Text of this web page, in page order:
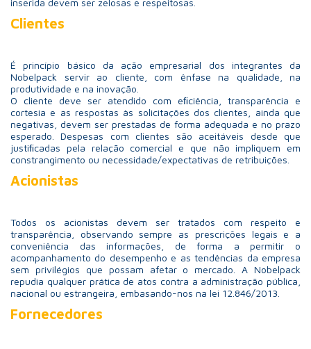
inserida devem ser zelosas e respeitosas.
Clientes
É princípio básico da ação empresarial dos integrantes da
Nobelpack servir ao cliente, com ênfase na qualidade, na
produtividade e na inovação.
O cliente deve ser atendido com eﬁciência, transparência e
cortesia e as respostas às solicitações dos clientes, ainda que
negativas, devem ser prestadas de forma adequada e no prazo
esperado. Despesas com clientes são aceitáveis desde que
justiﬁcadas pela relação comercial e que não impliquem em
constrangimento ou necessidade/expectativas de retribuições.
Acionistas
Todos os acionistas devem ser tratados com respeito e
transparência, observando sempre as prescrições legais e a
conveniência das informações, de forma a permitir o
acompanhamento do desempenho e as tendências da empresa
sem privilégios que possam afetar o mercado. A Nobelpack
repudia qualquer prática de atos contra a administração pública,
nacional ou estrangeira, embasando-nos na lei 12.846/2013.
Fornecedores